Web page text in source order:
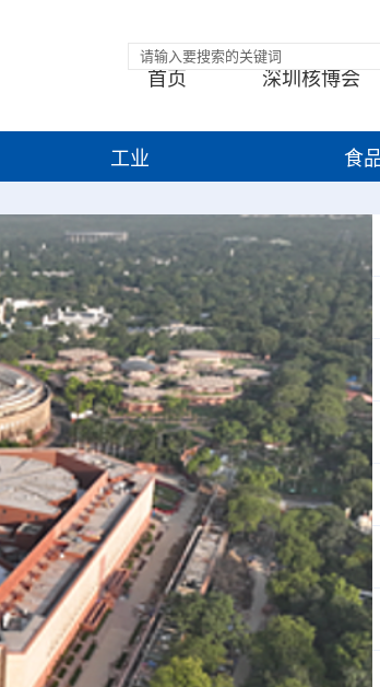
首页 深圳核博会
工业 食